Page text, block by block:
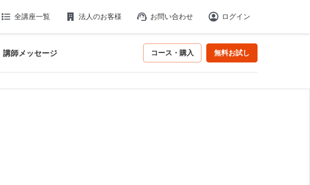
全講座一覧 法人のお客様 お問い合わせ ログイン
講師メッセージ コース・購入 無料お試し